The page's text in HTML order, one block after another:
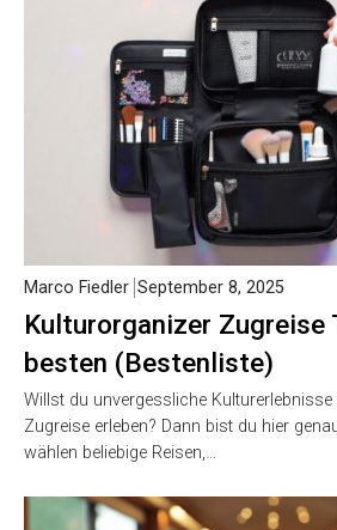
Kulturorganizer Zugreise
besten (Bestenliste)
Marco Fiedler September 8, 2025
Willst du unvergessliche
Zugreise erleben? Dann bist du hier
wählen beliebige Reisen,…